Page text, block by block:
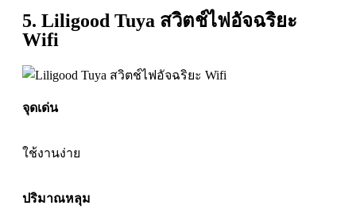
5. Liligood Tuya สวิตช์ไฟอัจฉริยะ
Wifi
จุดเด่น
ใช้งานง่าย
ปริมาณหลุม